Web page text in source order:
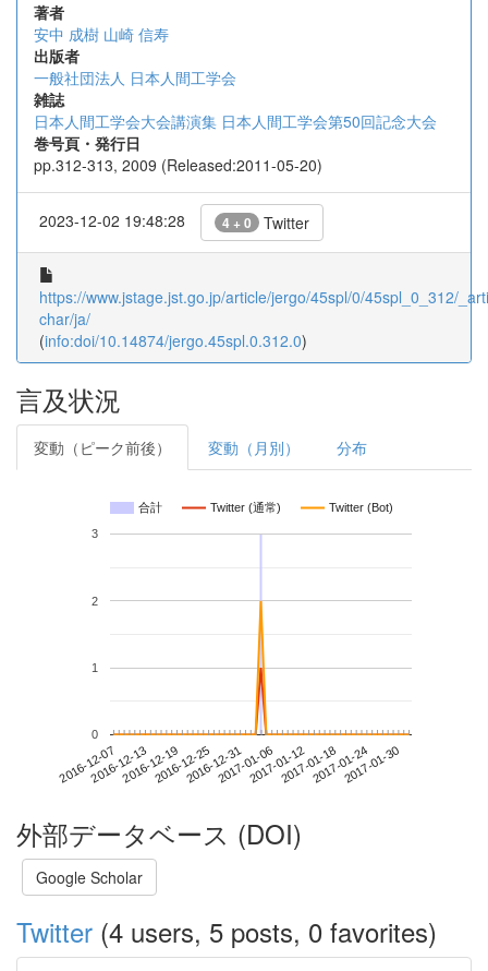
著者
安中 成樹 山崎 信寿
出版者
一般社団法人 日本人間工学会
雑誌
日本人間工学会大会講演集 日本人間工学会第50回記念大会
巻号頁・発行日
pp.312-313, 2009 (Released:2011-05-20)
2023-12-02 19:48:28 4 + 0 Twitter
https://www.jstage.jst.go.jp/article/jergo/45spl/0/45spl_0_312/
char/ja/
(info:doi/10.14874/jergo.45spl.0.312.0)
言及状況
変動（ピーク前後） 変動（月別） 分布
合計 Twitter (通常) Twitter (Bot)
2016-12-072016-12-132016-12-192016-12-252016-12-312017-01-062017-01-122017-01-182017-01-242017-01-30
0
1
2
3
外部データベース (DOI)
Google Scholar
Twitter (4 users, 5 posts, 0 favorites)